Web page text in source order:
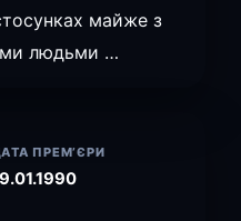
майже з
людьми …
ПРЕМ’ЄРИ